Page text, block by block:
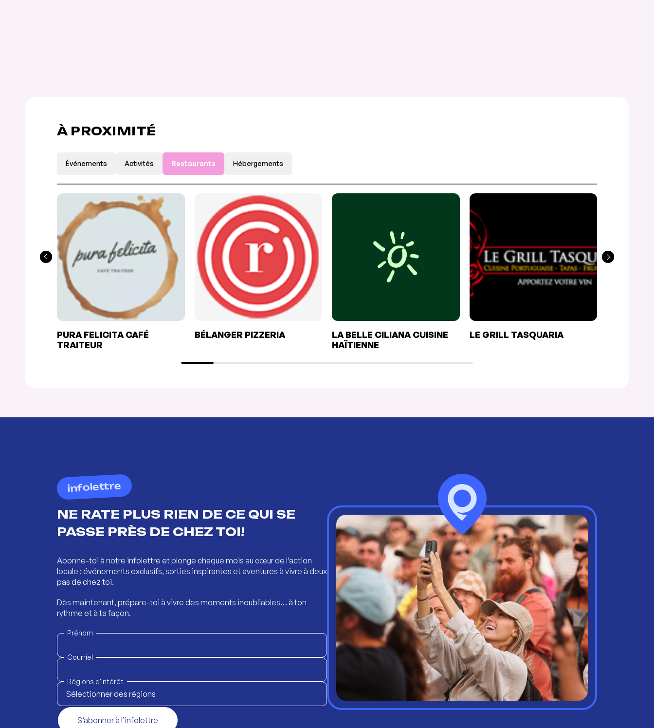
À PROXIMITÉ
Événements Activités Restaurants Hébergements
PURA FELICITA CAFÉ
TRAITEUR
BÉLANGER PIZZERIA
LA BELLE CILIANA CUISINE
HAÏTIENNE
LE GRILL TASQUARIA
infolettre
NE RATE PLUS RIEN DE CE QUI SE
PASSE PRÈS DE CHEZ TOI!
Abonne-toi à notre infolettre et plonge chaque mois au cœur de l’action
locale : événements exclusifs, sorties inspirantes et aventures à vivre à deux
pas de chez toi.
Dès maintenant, prépare-toi à vivre des moments inoubliables… à ton
rythme et à ta façon.
Prénom
Courriel
Régions d'intérêt
Sélectionner des régions
S’abonner à l’infolettre